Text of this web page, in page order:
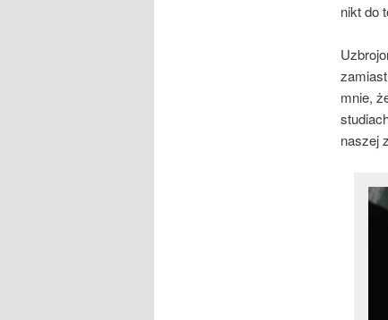
nikt do
mnie,
naszej